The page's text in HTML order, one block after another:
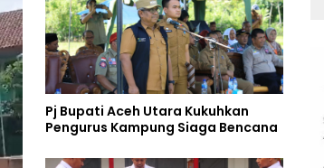
Pj Bupati Aceh Utara Kukuhkan
Pengurus Kampung Siaga Bencana